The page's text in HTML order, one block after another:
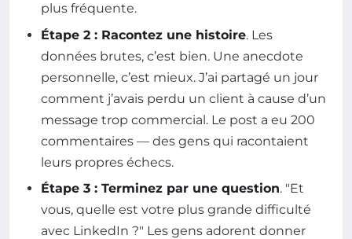
plus fréquente.
Étape 2 : Racontez une histoire. Les
données brutes, c’est bien. Une anecdote
personnelle, c’est mieux. J’ai partagé un jour
comment j’avais perdu un client à cause d’un
message trop commercial. Le post a eu 200
commentaires — des gens qui racontaient
leurs propres échecs.
Étape 3 : Terminez par une question. "Et
vous, quelle est votre plus grande difficulté
avec LinkedIn ?" Les gens adorent donner